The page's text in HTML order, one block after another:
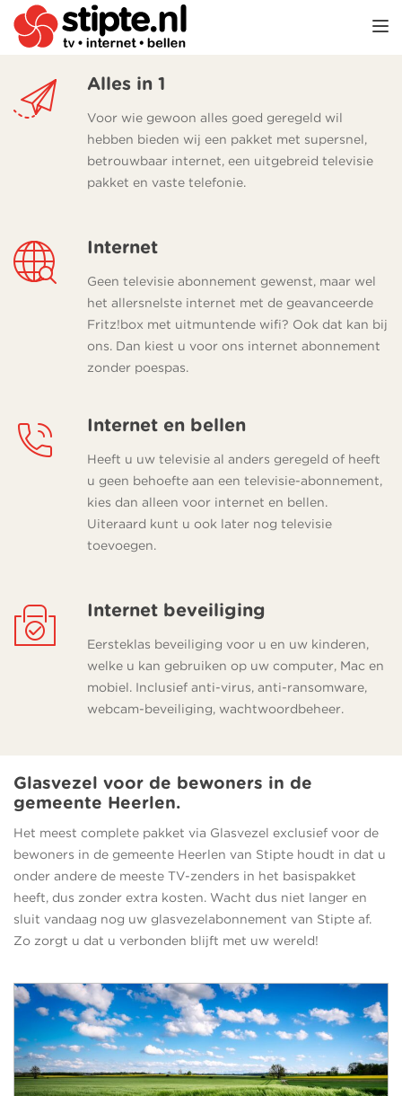
Alles in 1
Voor wie gewoon alles goed geregeld wil
hebben bieden wij een pakket met supersnel,
betrouwbaar internet, een uitgebreid televisie
pakket en vaste telefonie.
Internet
Geen televisie abonnement gewenst, maar wel
het allersnelste internet met de geavanceerde
Fritz!box met uitmuntende wifi? Ook dat kan bij
ons. Dan kiest u voor ons internet abonnement
zonder poespas.
Internet en bellen
Heeft u uw televisie al anders geregeld of heeft
u geen behoefte aan een televisie-abonnement,
kies dan alleen voor internet en bellen.
Uiteraard kunt u ook later nog televisie
toevoegen.
Internet beveiliging
Eersteklas beveiliging voor u en uw kinderen,
welke u kan gebruiken op uw computer, Mac en
mobiel. Inclusief anti-virus, anti-ransomware,
webcam-beveiliging, wachtwoordbeheer.
Glasvezel voor de bewoners in de
gemeente Heerlen.
Het meest complete pakket via Glasvezel exclusief voor de
bewoners in de gemeente Heerlen van Stipte houdt in dat u
onder andere de meeste TV-zenders in het basispakket
heeft, dus zonder extra kosten. Wacht dus niet langer en
sluit vandaag nog uw glasvezelabonnement van Stipte af.
Zo zorgt u dat u verbonden blijft met uw wereld!